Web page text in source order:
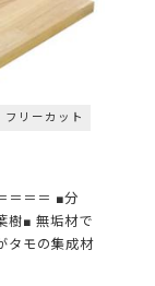
フリーカット
＝＝＝ ■分
樹■ 無垢材で
タモの集成材